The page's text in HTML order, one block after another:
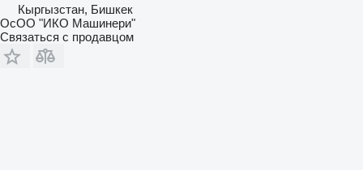
Кыргызстан, Бишкек
ОсОО "ИКО Машинери"
Связаться с продавцом